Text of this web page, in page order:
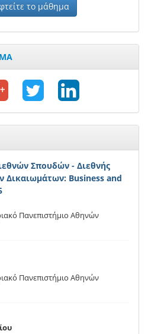
το μάθημα
Σπουδών - Διεθνής
Δικαιωμάτων: Business and
Πανεπιστήμιο Αθηνών
Πανεπιστήμιο Αθηνών